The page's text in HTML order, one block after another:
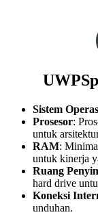
Sistem
Prosesor:
untuk
RAM:
untuk kinerja
Ruang
hard drive
Koneksi
unduhan.